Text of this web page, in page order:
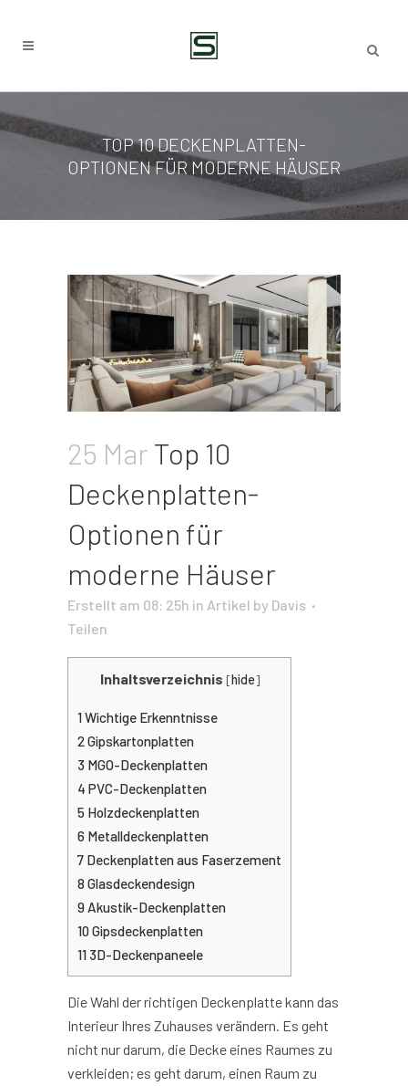
TOP 10 DECKENPLATTEN-
OPTIONEN FÜR MODERNE HÄUSER
25 Mar Top 10
Deckenplatten-
Optionen für
moderne Häuser
Erstellt am 08: 25h in Artikel by Davis
Teilen
Inhaltsverzeichnis [hide]
1Wichtige Erkenntnisse
2Gipskartonplatten
3 MGO-Deckenplatten
4 PVC-Deckenplatten
5 Holzdeckenplatten
6 Metalldeckenplatten
7 Deckenplatten aus Faserzement
8 Glasdeckendesign
9 Akustik-Deckenplatten
10Gipsdeckenplatten
11 3D-Deckenpaneele
Die Wahl der richtigen Deckenplatte kann das
Interieur Ihres Zuhauses verändern. Es geht
nicht nur darum, die Decke eines Raumes zu
verkleiden; es geht darum, einen Raum zu